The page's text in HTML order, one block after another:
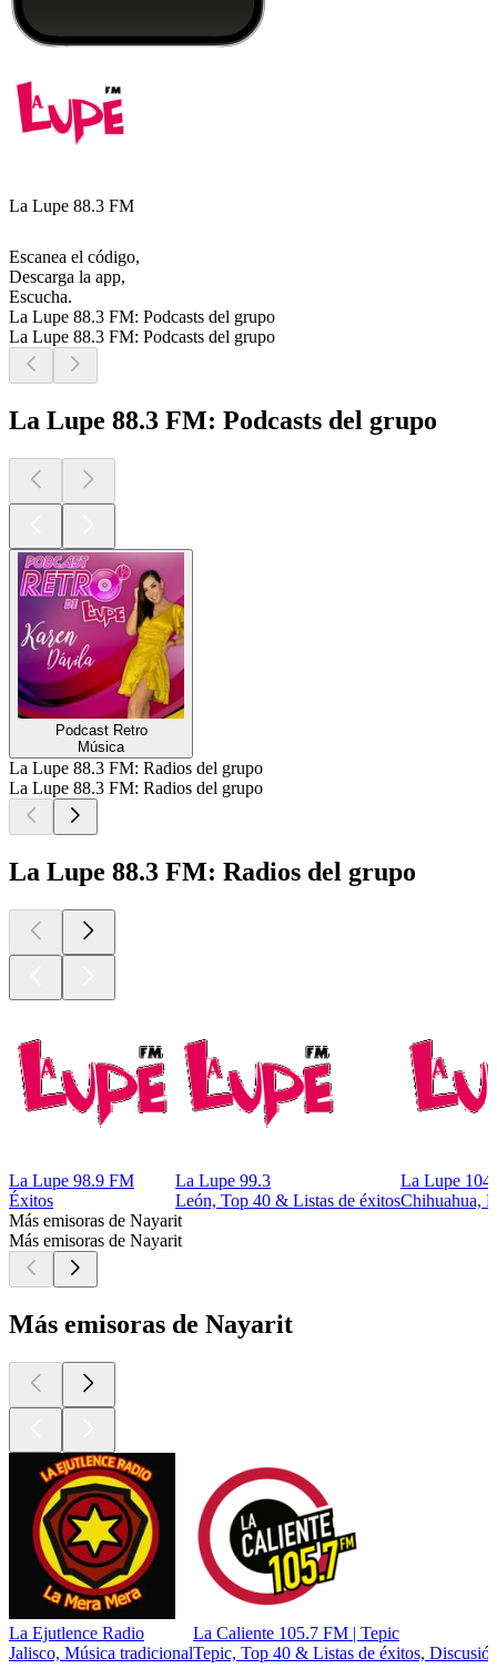
La Lupe 88.3 FM
Escanea el código,
Descarga la app,
Escucha.
La Lupe 88.3 FM: Podcasts del grupo
La Lupe 88.3 FM: Podcasts del grupo
La Lupe 88.3 FM: Podcasts del grupo
Podcast Retro
Música
La Lupe 88.3 FM: Radios del grupo
La Lupe 88.3 FM: Radios del grupo
La Lupe 88.3 FM: Radios del grupo
La Lupe 98.9 FM
Éxitos
La Lupe 99.3
León, Top 40 & Listas de éxitos
La Lupe
Chihuahua,
Más emisoras de Nayarit
Más emisoras de Nayarit
Más emisoras de Nayarit
La Ejutlence Radio
Jalisco, Música tradicional
La Caliente 105.7 FM | Tepic
Tepic, Top 40 & Listas de éxitos,